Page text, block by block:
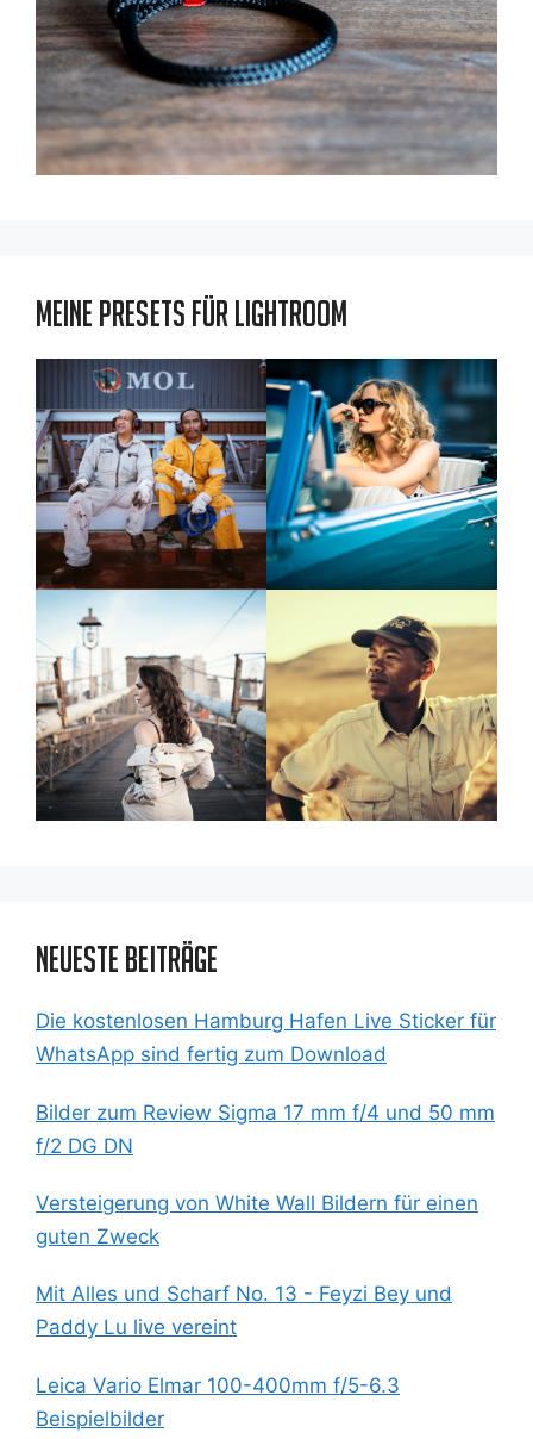
Meine Presets für Lightroom
Neueste Beiträge
Die kostenlosen Hamburg Hafen Live Sticker für
WhatsApp sind fertig zum Download
Bilder zum Review Sigma 17 mm f/4 und 50 mm
f/2 DG DN
Versteigerung von White Wall Bildern für einen
guten Zweck
Mit Alles und Scharf No. 13 - Feyzi Bey und
Paddy Lu live vereint
Leica Vario Elmar 100-400mm f/5-6.3
Beispielbilder